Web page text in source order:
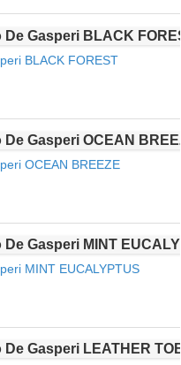
BLACK FOREST
OCEAN BREEZE
MINT EUCALYPTUS